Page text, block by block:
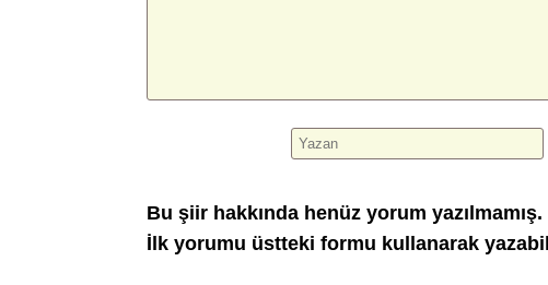
Bu şiir hakkında henüz yorum yazılmamış.
İlk yorumu üstteki formu kullanarak